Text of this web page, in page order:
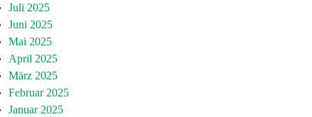
Juli 2025
Juni 2025
Mai 2025
April 2025
März 2025
Februar 2025
Januar 2025